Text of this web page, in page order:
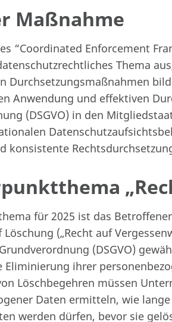
Maßnahme
“Coordinated Enforcement
Thema
Durchsetzungsmaßnahmen
Anwendung und effektiven
(DSGVO) in den
konsistente
für 2025 ist das
Löschung („Recht auf
(DSGVO)
Eliminierung ihrer
Löschbegehren müssen
Daten ermitteln, wie
werden dürfen, bevor sie